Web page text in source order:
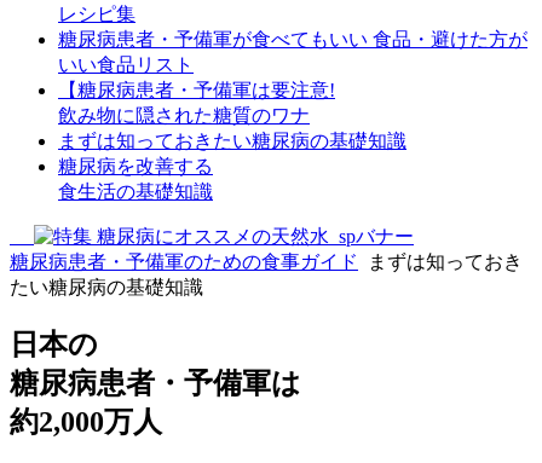
レシピ集
糖尿病患者・予備軍が食べてもいい 食品・避けた方が
いい食品リスト
【糖尿病患者・予備軍は要注意!
飲み物に隠された糖質のワナ
まずは知っておきたい糖尿病の基礎知識
糖尿病を改善する
食生活の基礎知識
糖尿病患者・予備軍のための食事ガイド
まずは知っておき
たい糖尿病の基礎知識
日本の
糖尿病患者・予備軍は
約2,000万人